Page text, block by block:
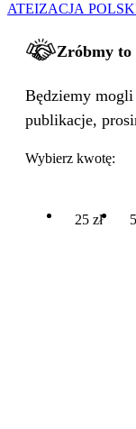
ATEIZACJA
Zróbmy to
Będziemy mogli
publikacje,
Wybierz kwotę:
25 zł